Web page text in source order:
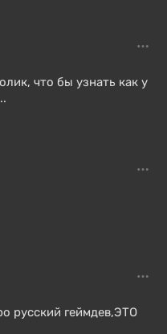
что бы узнать как у
русский геймдев,ЭТО